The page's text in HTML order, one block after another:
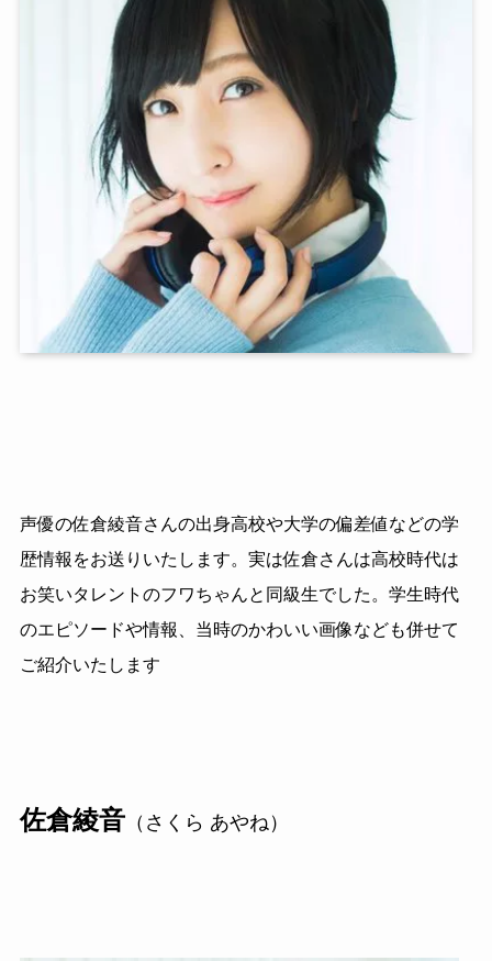
声優の佐倉綾音さんの出身高校や大学の偏差値などの学
歴情報をお送りいたします。実は佐倉さんは高校時代は
お笑いタレントのフワちゃんと同級生でした。学生時代
のエピソードや情報、当時のかわいい画像なども併せて
ご紹介いたします
佐倉綾音（さくら あやね）